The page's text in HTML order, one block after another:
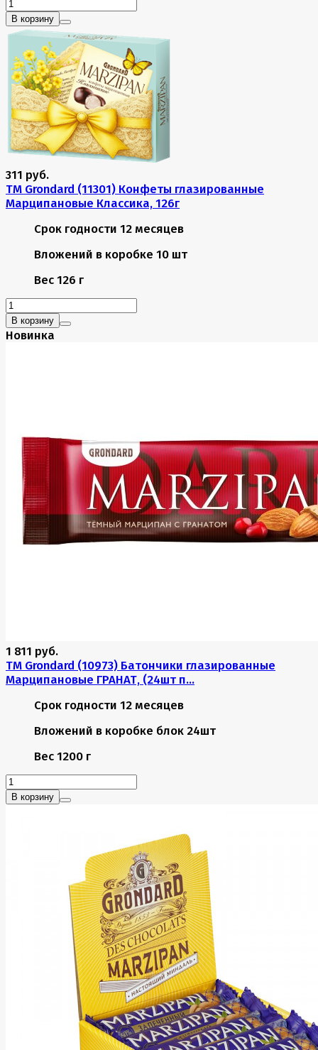
В корзину
311 руб.
TM Grondard (11301) Конфеты глазированные
Марципановые Классика, 126г
Срок годности 12 месяцев
Вложений в коробке 10 шт
Вес 126 г
В корзину
Новинка
1 811 руб.
TM Grondard (10973) Батончики глазированные
Марципановые ГРАНАТ, (24шт п...
Срок годности 12 месяцев
Вложений в коробке блок 24шт
Вес 1200 г
В корзину